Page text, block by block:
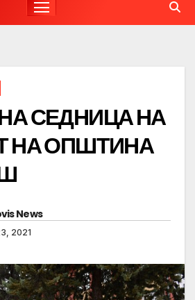
СЕДНИЦА НА
НА ОПШТИНА
News
2021